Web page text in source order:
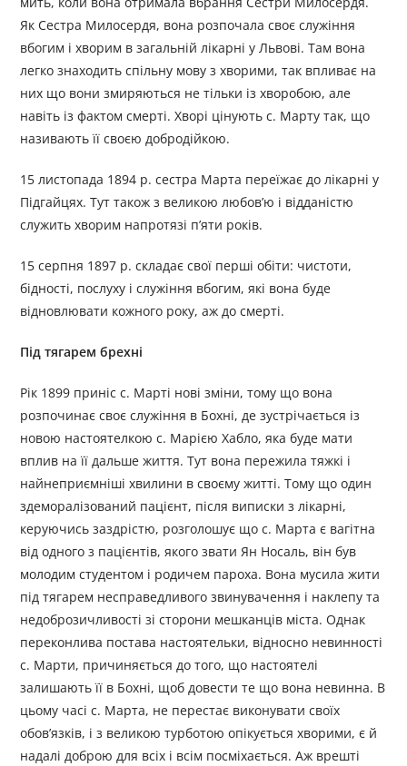
Як Сестра Милосердя, вона розпочала своє служіння
вбогим і хворим в загальній лікарні у Львові. Там вона
легко знаходить спільну мову з хворими, так впливає на
них що вони змиряються не тільки із хворобою, але
навіть із фактом смерті. Хворі цінують с. Марту так, що
називають її своєю добродійкою.
15 листопада 1894 р. сестра Марта переїжає до лікарні у
Підгайцях. Тут також з великою любов’ю і відданістю
служить хворим напротязі п’яти років.
15 серпня 1897 р. складає свої перші обіти: чистоти,
бідності, послуху і служіння вбогим, які вона буде
відновлювати кожного року, аж до смерті.
Під тягарем брехні
Рік 1899 приніс с. Марті нові зміни, тому що вона
розпочинає своє служіння в Бохні, де зустрічається із
новою настоятелкою с. Марією Хабло, яка буде мати
вплив на її дальше життя. Тут вона пережила тяжкі і
найнеприємніші хвилини в своєму житті. Тому що один
здеморалізований пацієнт, після виписки з лікарні,
керуючись заздрістю, розголошує що с. Марта є вагітна
від одного з пацієнтів, якого звати Ян Носаль, він був
молодим студентом і родичем пароха. Вона мусила жити
під тягарем несправедливого звинувачення і наклепу та
недоброзичливості зі сторони мешканців міста. Однак
переконлива постава настоятельки, відносно невинності
с. Марти, причиняється до того, що настоятелі
залишають її в Бохні, щоб довести те що вона невинна. В
цьому часі с. Марта, не перестає виконувати своїх
обов’язків, і з великою турботою опікується хворими, є й
надалі доброю для всіх і всім посміхається. Аж врешті